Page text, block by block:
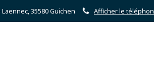
35580 Guichen Afficher le